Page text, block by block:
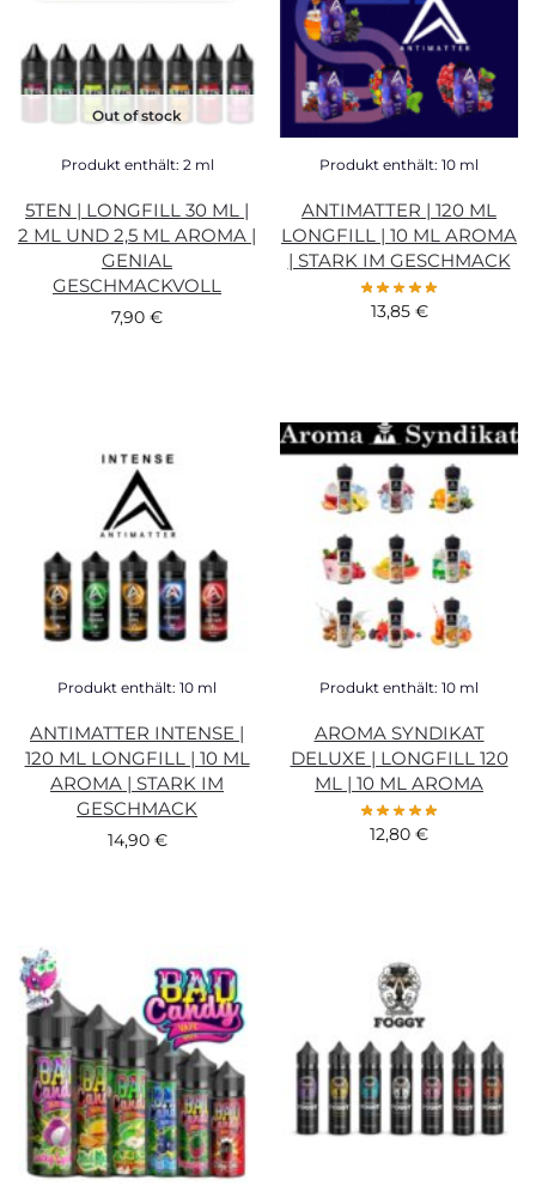
Out of stock
Produkt enthält: 2 ml
5TEN | LONGFILL 30 ML |
2 ML UND 2,5 ML AROMA |
GENIAL
GESCHMACKVOLL
7,90 €
Produkt enthält: 10 ml
ANTIMATTER | 120 ML
LONGFILL | 10 ML AROMA
| STARK IM GESCHMACK
13,85 €
Produkt enthält: 10 ml
ANTIMATTER INTENSE |
120 ML LONGFILL | 10 ML
AROMA | STARK IM
GESCHMACK
14,90 €
Produkt enthält: 10 ml
AROMA SYNDIKAT
DELUXE | LONGFILL 120
ML | 10 ML AROMA
12,80 €